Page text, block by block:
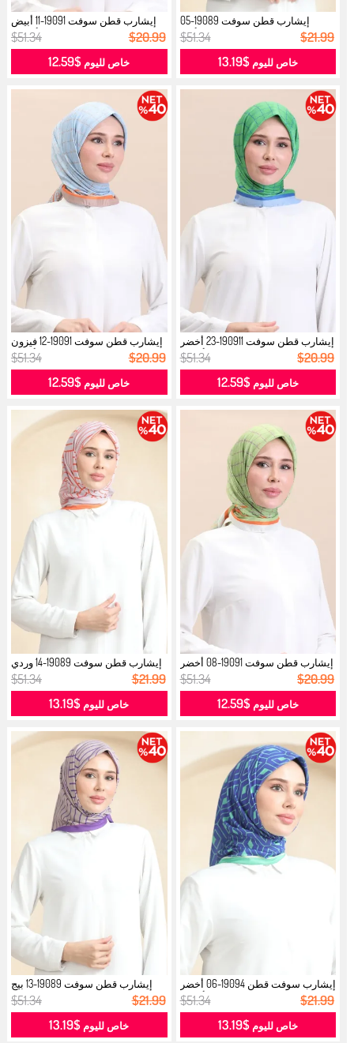
إيشارب قطن سوفت 19089-05
انديجو أزر...
$51.34 $21.99
خاص لليوم$13.19
إيشارب قطن سوفت 19091-11 أبيض
أزرق ...
$51.34 $20.99
خاص لليوم $12.59
إيشارب قطن سوفت 190911-23 أخضر
أزرق...
$51.34 $20.99
خاص لليوم$12.59
إيشارب قطن سوفت 19091-12 فيزون
أزرق...
$51.34 $20.99
خاص لليوم $12.59
إيشارب قطن سوفت 19091-08 أخضر
بنفسج...
$51.34 $20.99
خاص لليوم$12.59
إيشارب قطن سوفت 19089-14 وردي
فاتح ...
$51.34 $21.99
خاص لليوم $13.19
إيشارب سوفت قطن 19094-06 أخضر
أزرق...
$51.34 $21.99
خاص لليوم$13.19
إيشارب قطن سوفت 19089-13 بيج
بنفسجي...
$51.34 $21.99
خاص لليوم $13.19